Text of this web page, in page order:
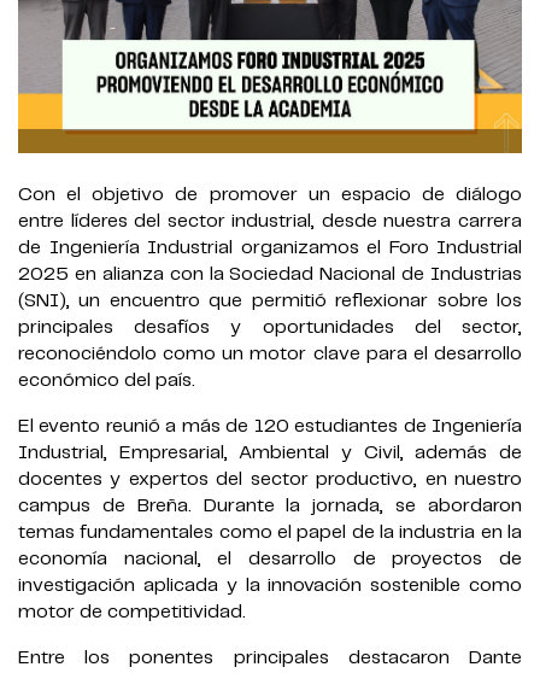
Con el objetivo de promover un espacio de diálogo
entre líderes del sector industrial, desde nuestra carrera
de Ingeniería Industrial organizamos el Foro Industrial
2025 en alianza con la Sociedad Nacional de Industrias
(SNI), un encuentro que permitió reflexionar sobre los
principales desafíos y oportunidades del sector,
reconociéndolo como un motor clave para el desarrollo
económico del país.
El evento reunió a más de 120 estudiantes de Ingeniería
Industrial, Empresarial, Ambiental y Civil, además de
docentes y expertos del sector productivo, en nuestro
campus de Breña. Durante la jornada, se abordaron
temas fundamentales como el papel de la industria en la
economía nacional, el desarrollo de proyectos de
investigación aplicada y la innovación sostenible como
motor de competitividad.
Entre los ponentes principales destacaron Dante